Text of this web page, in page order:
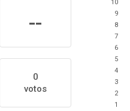
--
0
votos
10
9
8
7
6
5
4
3
2
1